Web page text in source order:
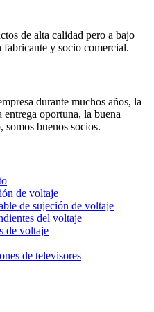
de alta calidad pero a bajo
fabricante y socio comercial.
durante muchos años, la
entrega oportuna, la buena
buenos socios.
de voltaje
de sujeción de voltaje
del voltaje
de voltaje
de televisores